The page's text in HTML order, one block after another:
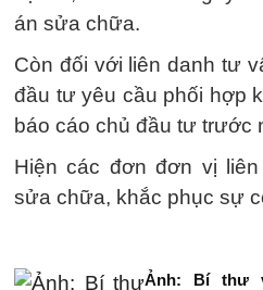
án sửa chữa.
Còn đối với liên danh tư
đầu tư yêu cầu phối hợp
báo cáo chủ đầu tư trước
Hiện các đơn đơn vị
sửa chữa, khắc phục sự
Ảnh: Bí thư